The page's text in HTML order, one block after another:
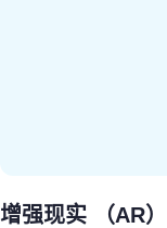
增强现实 （AR